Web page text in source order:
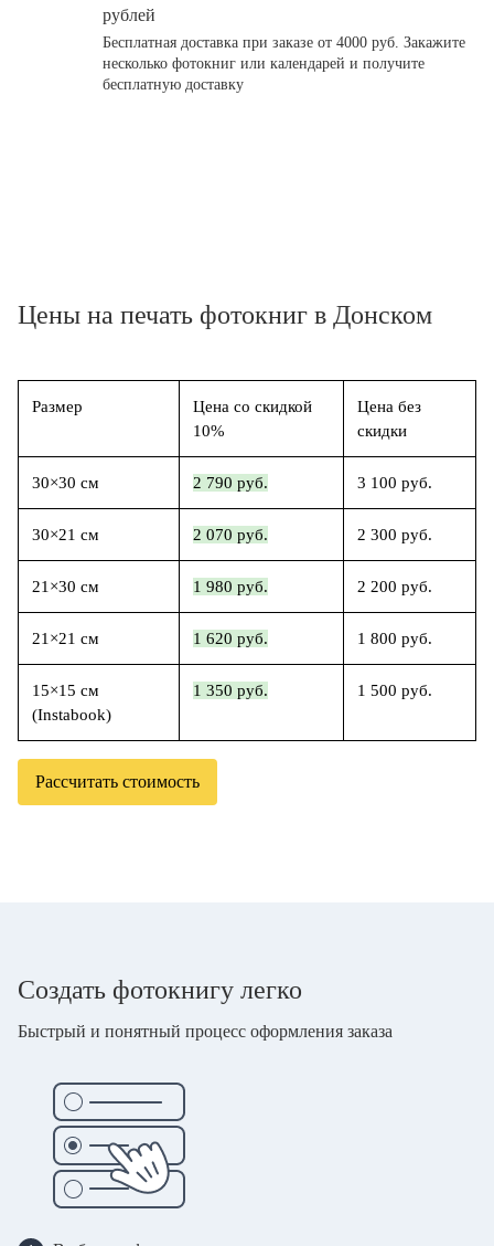
рублей
Бесплатная доставка при заказе от 4000 руб. Закажите
несколько фотокниг или календарей и получите
бесплатную доставку
Цены на печать фотокниг в Донском
Размер
Цена со скидкой
10%
Цена без
скидки
30×30 см 2 790 руб. 3 100 руб.
30×21 см 2 070 руб. 2 300 руб.
21×30 см 1 980 руб. 2 200 руб.
21×21 см 1 620 руб. 1 800 руб.
15×15 см
(Instabook)
1 350 руб. 1 500 руб.
Рассчитать стоимость
Создать фотокнигу легко
Быстрый и понятный процесс оформления заказа